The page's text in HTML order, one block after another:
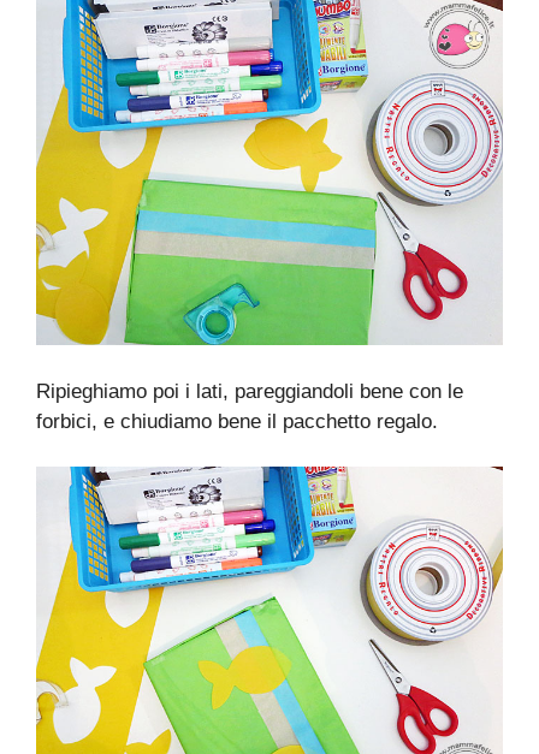
Ripieghiamo poi i lati, pareggiandoli bene con le
forbici, e chiudiamo bene il pacchetto regalo.